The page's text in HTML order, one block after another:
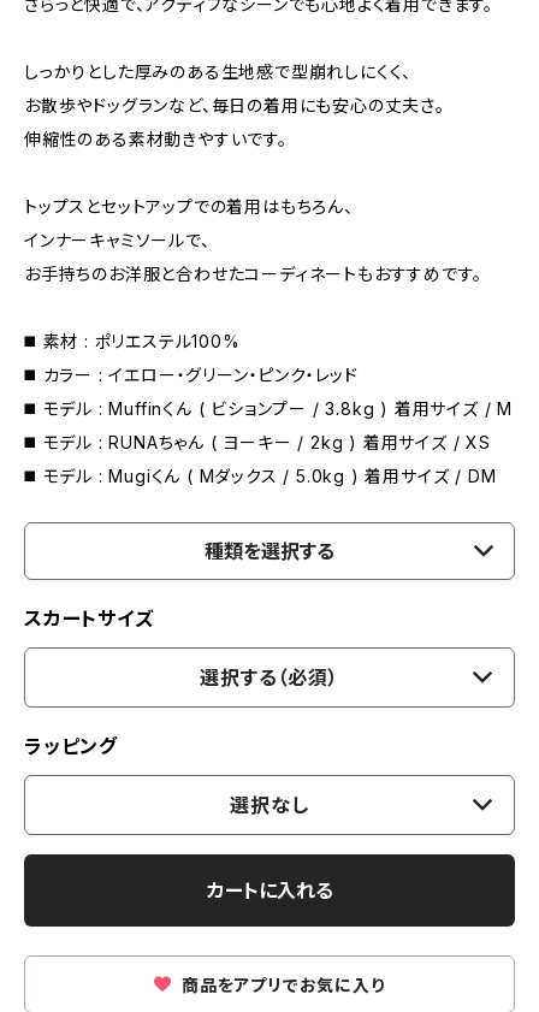
さらっと快適で、アクティブなシーンでも心地よく着用できます。
しっかりとした厚みのある生地感で型崩れしにくく、
お散歩やドッグランなど、毎日の着用にも安心の丈夫さ。
伸縮性のある素材動きやすいです。
トップスとセットアップでの着用はもちろん、
インナーキャミソールで、
お手持ちのお洋服と合わせたコーディネートもおすすめです。
◼️ 素材 : ポリエステル100%
◼️ カラー : イエロー・グリーン・ピンク・レッド
◼️ モデル : Muffinくん ( ビションプー / 3.8kg ) 着用サイズ / M
◼️ モデル : RUNAちゃん ( ヨーキー / 2kg ) 着用サイズ / XS
◼️ モデル : Mugiくん ( Mダックス / 5.0kg ) 着用サイズ / DM
種類を選択する
スカートサイズ
選択する（必須）
ラッピング
選択なし
カートに入れる
商品をアプリでお気に入り